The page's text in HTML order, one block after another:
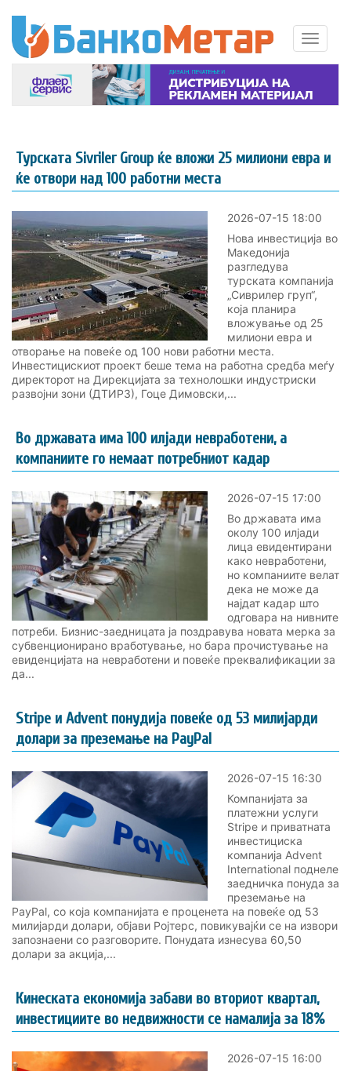
Турската Sivriler Group ќе вложи 25 милиони евра и
ќе отвори над 100 работни места
2026-07-15 18:00
Нова инвестиција во
Македонија
разгледува
турската компанија
„Сиврилер груп“,
која планира
вложување од 25
милиони евра и
отворање на повеќе од 100 нови работни места.
Инвестицискиот проект беше тема на работна средба меѓу
директорот на Дирекцијата за технолошки индустриски
развојни зони (ДТИРЗ), Гоце Димовски,...
Во државата има 100 илјади невработени, а
компаниите го немаат потребниот кадар
2026-07-15 17:00
Во државата има
околу 100 илјади
лица евидентирани
како невработени,
но компаниите велат
дека не може да
најдат кадар што
одговара на нивните
потреби. Бизнис-заедницата ја поздравува новата мерка за
субвенционирано вработување, но бара прочистување на
евиденцијата на невработени и повеќе преквалификации за
да...
Stripe и Advent понудија повеќе од 53 милијарди
долари за преземање на PayPal
2026-07-15 16:30
Компанијата за
платежни услуги
Stripe и приватната
инвестициска
компанија Advent
International поднеле
заедничка понуда за
преземање на
PayPal, со која компанијата е проценета на повеќе од 53
милијарди долари, објави Ројтерс, повикувајќи се на извори
запознаени со разговорите. Понудата изнесува 60,50
долари за акција,...
Кинеската економија забави во вториот квартал,
инвестициите во недвижности се намалија за 18%
2026-07-15 16:00